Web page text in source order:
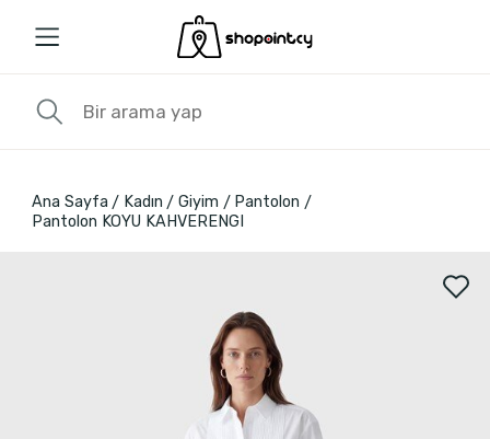
Ana Sayfa Kadın Giyim
Pantolon
Pantolon KOYU KAHVERENGI